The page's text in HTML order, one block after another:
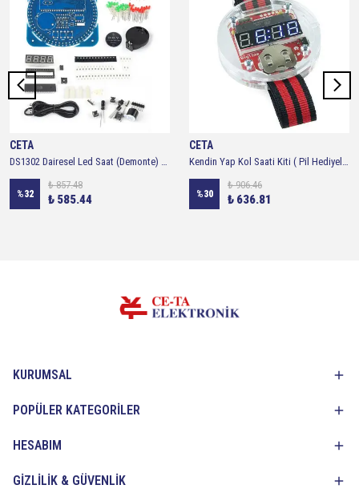
CETA
DS1302 Dairesel Led Saat (Demonte) Saat - Sıcaklık Ölçümü - Alarm ve Takvim Özelliklerini Sunmaktadır
%32
₺ 857.48
₺ 585.44
CETA
Kendin Yap Kol Saati Kiti ( Pil Hediyeli )
%30
₺ 906.46
₺ 636.81
KURUMSAL
POPÜLER KATEGORİLER
HESABIM
GİZLİLİK & GÜVENLİK